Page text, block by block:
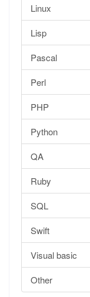
Linux
Lisp
Pascal
Perl
PHP
Python
QA
Ruby
SQL
Swift
Visual basic
Other